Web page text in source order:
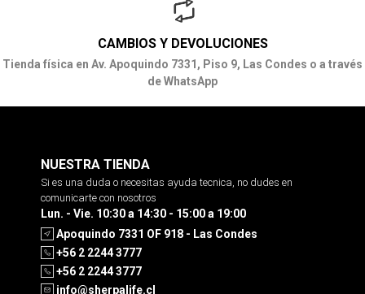
CAMBIOS Y DEVOLUCIONES
Tienda física en Av. Apoquindo 7331, Piso 9, Las Condes o a través
de WhatsApp
NUESTRA TIENDA
Si es una duda o necesitas ayuda tecnica, no dudes en
comunicarte con nosotros
Lun. - Vie. 10:30 a 14:30 - 15:00 a 19:00
Apoquindo 7331 OF 918 - Las Condes
+56 2 2244 3777
+56 2 2244 3777
info@sherpalife.cl